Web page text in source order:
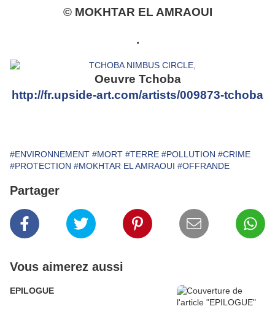
© MOKHTAR EL AMRAOUI
.
Oeuvre Tchoba
http://fr.upside-art.com/artists/009873-tchoba
#ENVIRONNEMENT #MORT #TERRE #POLLUTION #CRIME
#PROTECTION #MOKHTAR EL AMRAOUI #OFFRANDE
Partager
Vous aimerez aussi
EPILOGUE